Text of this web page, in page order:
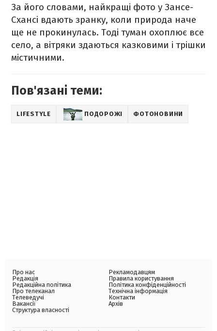
За його словами, найкращі фото у Зансе-
Схансі вдають зранку, коли природа наче
ще не прокинулась. Тоді туман охоплює все
село, а вітряки здаються казковими і трішки
містичними.
Пов'язані теми:
LIFESTYLE ПОДОРОЖІ ФОТОНОВИНИ
Про нас
Редакція
Редакційна політика
Про телеканал
Телеведучі
Вакансії
Структура власності
Рекламодавцям
Правила користування
Політика конфіденційності
Технічна інформація
Контакти
Архів